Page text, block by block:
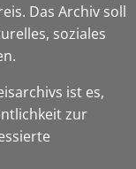
Das Archiv soll
soziales
ist es,
zur